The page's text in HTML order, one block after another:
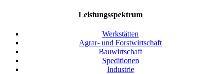
Leistungsspektrum
Werkstätten
Agrar- und Forstwirtschaft
Bauwirtschaft
Speditionen
Industrie